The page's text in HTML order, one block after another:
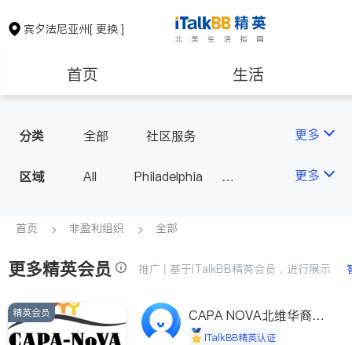
宾夕法尼亚州[ 更换 ]
首页 生活
保险理财
银行贷款
建筑装修 教育
养老 非盈利组织
分类 全部 社区服务 更多
区域 All
Philadelphia
PA - Other Cities
更多
首页 非盈利组织 全部
更多精英会员 推广 | 基于iTalkBB精英会员，进行展示
精英会员
CAPA NOVA北维华裔家
长会iTalkBB精英认证